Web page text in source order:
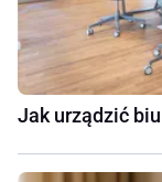
Jak urządzić